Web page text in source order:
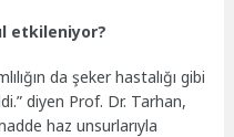
etkileniyor?
da şeker hastalığı gibi
diyen Prof. Dr. Tarhan,
haz unsurlarıyla